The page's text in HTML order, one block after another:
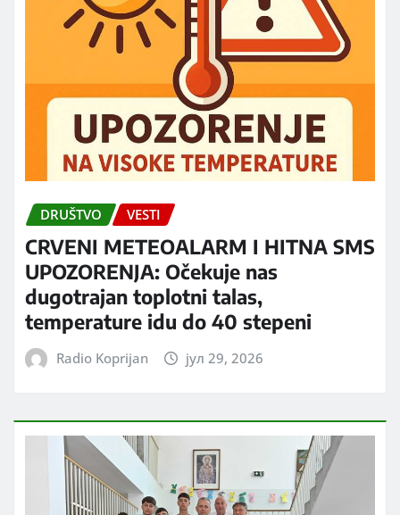
DRUŠTVO VESTI
CRVENI METEOALARM I HITNA SMS
UPOZORENJA: Očekuje nas
dugotrajan toplotni talas,
temperature idu do 40 stepeni
Radio Koprijan јул 29, 2026